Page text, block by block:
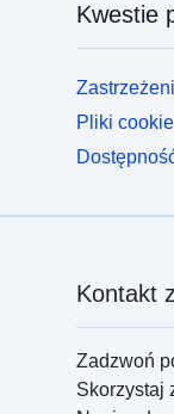
Kwestie
Pliki cookie
Kontakt
Zadzwoń
Skorzystaj